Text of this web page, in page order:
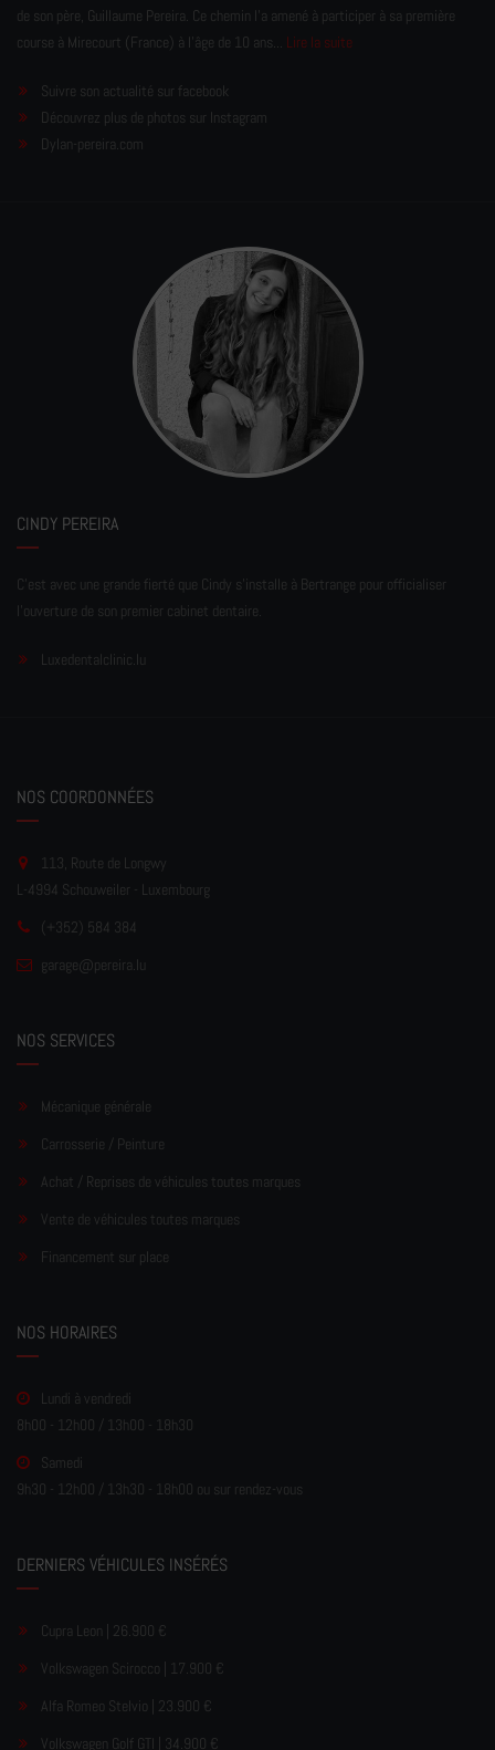
de son père, Guillaume Pereira. Ce chemin l'a amené à participer à sa première
course à Mirecourt (France) à l'âge de 10 ans... Lire la suite
Suivre son actualité sur facebook
Découvrez plus de photos sur Instagram
Dylan-pereira.com
CINDY PEREIRA
C'est avec une grande fierté que Cindy s'installe à Bertrange pour officialiser
l'ouverture de son premier cabinet dentaire.
Luxedentalclinic.lu
NOS COORDONNÉES
113, Route de Longwy
L-4994 Schouweiler - Luxembourg
(+352) 584 384
garage@pereira.lu
NOS SERVICES
Mécanique générale
Carrosserie / Peinture
Achat / Reprises de véhicules toutes marques
Vente de véhicules toutes marques
Financement sur place
NOS HORAIRES
Lundi à vendredi
8h00 - 12h00 / 13h00 - 18h30
Samedi
9h30 - 12h00 / 13h30 - 18h00 ou sur rendez-vous
DERNIERS VÉHICULES INSÉRÉS
Cupra Leon | 26.900 €
Volkswagen Scirocco | 17.900 €
Alfa Romeo Stelvio | 23.900 €
Volkswagen Golf GTI | 34.900 €